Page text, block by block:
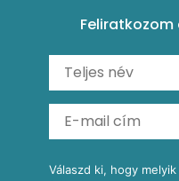
Carbonara
Shakshuka
Ratatouille
Mexikói húsleves
Almás-kéksajtos
Köretek
Reggeli receptek
Feliratkozom
Válaszd ki, hogy